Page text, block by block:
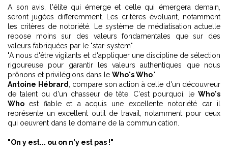
A son avis, l'élite qui émerge et celle qui émergera demain,
seront jugées différemment. Les critères évoluant, notamment
les critères de notoriété. Le système de médiatisation actuelle
repose moins sur des valeurs fondamentales que sur des
valeurs fabriquées par le "star-system".
"A nous d'être vigilants et d'appliquer une discipline de sélection
rigoureuse pour garantir les valeurs authentiques que nous
prônons et privilégions dans le Who's Who."
Antoine Hébrard , compare son action à celle d'un découvreur
de talent ou d'un chasseur de tête. C'est pourquoi, le Who's
Who est fiable et a acquis une excellente notoriété car il
représente un excellent outil de travail, notamment pour ceux
qui oeuvrent dans le domaine de la communication.
"On y est... ou on n'y est pas !"